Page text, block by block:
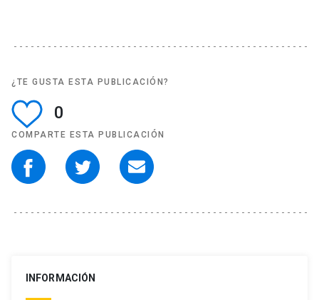
¿TE GUSTA ESTA PUBLICACIÓN?
0
COMPARTE ESTA PUBLICACIÓN
INFORMACIÓN